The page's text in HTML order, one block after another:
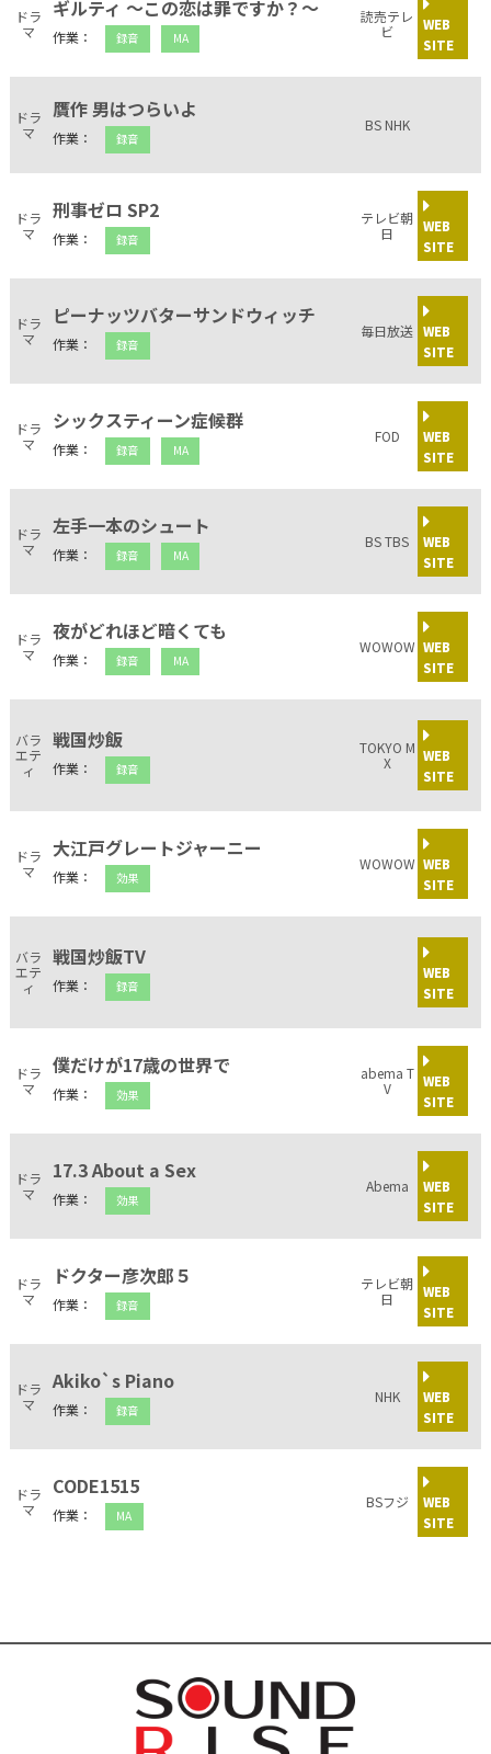
ドラ
マ
ギルティ ～この恋は罪ですか？～
作業： 録音 MA
読売テレ
ビ
WEB
SITE
ドラ
マ
贋作 男はつらいよ
作業： 録音
BS NHK
ドラ
マ
刑事ゼロ SP2
作業： 録音
テレビ朝
日
WEB
SITE
ドラ
マ
ピーナッツバターサンドウィッチ
作業： 録音
毎日放送 WEB
SITE
ドラ
マ
シックスティーン症候群
作業： 録音 MA
FOD
WEB
SITE
ドラ
マ
左手一本のシュート
作業： 録音 MA
BS TBS
WEB
SITE
ドラ
マ
夜がどれほど暗くても
作業： 録音 MA
WOWOW WEB
SITE
バラ
エテ
ィ
戦国炒飯
作業： 録音
TOKYO M
X
WEB
SITE
ドラ
マ
大江戸グレートジャーニー
作業： 効果
WOWOW WEB
SITE
バラ
エテ
ィ
戦国炒飯TV
作業： 録音
WEB
SITE
ドラ
マ
僕だけが17歳の世界で
作業： 効果
abema T
V
WEB
SITE
ドラ
マ
17.3 About a Sex
作業： 効果
Abema
WEB
SITE
ドラ
マ
ドクター彦次郎５
作業： 録音
テレビ朝
日
WEB
SITE
ドラ
マ
Akiko`s Piano
作業： 録音
NHK
WEB
SITE
ドラ
マ
CODE1515
作業： MA
BSフジ
WEB
SITE